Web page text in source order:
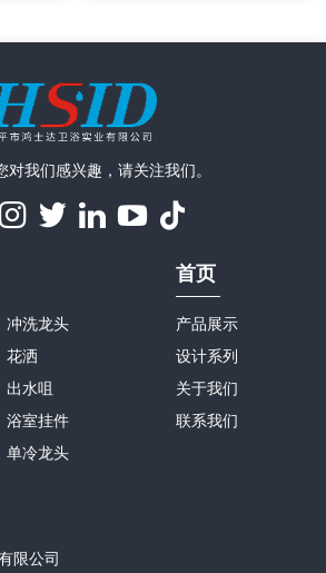
对我们感兴趣，请关注我们。
冲洗龙头
花洒
出水咀
浴室挂件
单冷龙头
首页
产品展示
设计系列
关于我们
联系我们
限公司